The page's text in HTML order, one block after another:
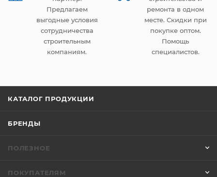
Предлагаем
выгодные условия
сотрудничества
строительным
компаниям.
ремонта в одном
месте. Скидки при
покупке оптом.
Помощь
специалистов.
КАТАЛОГ ПРОДУКЦИИ
БРЕНДЫ
ПОЛЕЗНОЕ
ПОКУПАТЕЛЯМ